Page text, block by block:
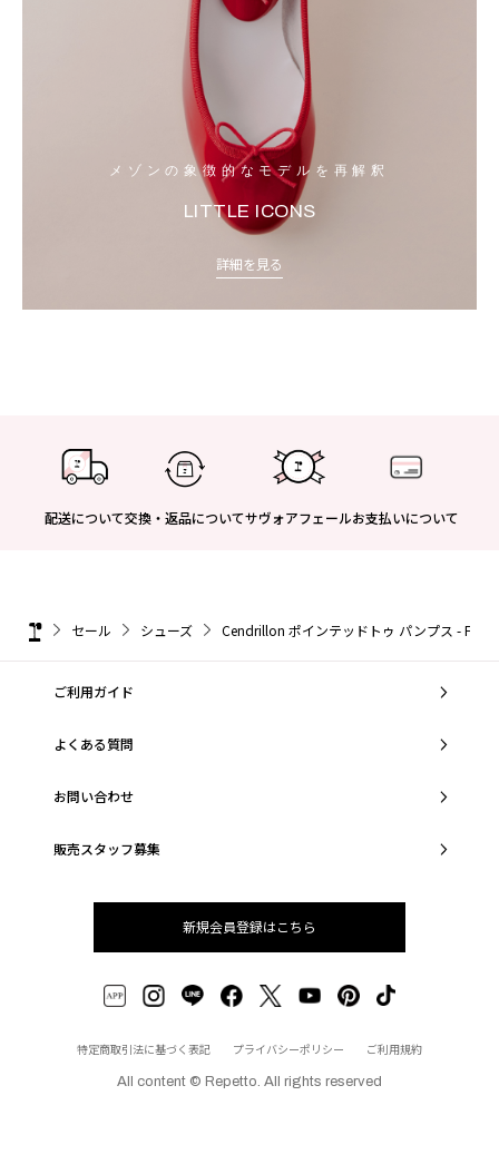
メゾンの象徴的なモデルを再解釈
LITTLE ICONS
詳細を見る
配送について交換・返品についてサヴォアフェールお支払いについて
セール シューズ Cendrillon ポインテッドトゥ パンプス - FRサ
ご利用ガイド
よくある質問
お問い合わせ
販売スタッフ募集
新規会員登録はこちら
特定商取引法に基づく表記 プライバシーポリシー ご利用規約
All content © Repetto. All rights reserved